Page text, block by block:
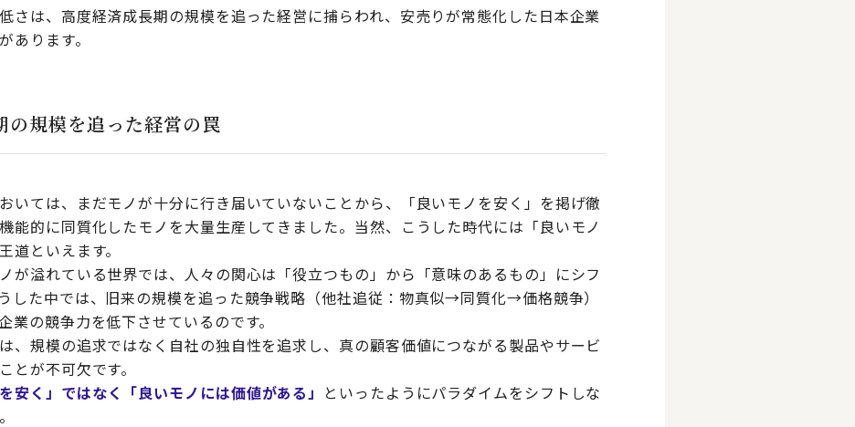
さは、高度経済成長期の規模を追った経営に捕らわれ、安売りが常態化した日本企業
あります。
の規模を追った経営の罠
いては、まだモノが十分に行き届いていないことから、「良いモノを安く」を掲げ徹
能的に同質化したモノを大量生産してきました。当然、こうした時代には「良いモノ
道といえます。
が溢れている世界では、人々の関心は「役立つもの」から「意味のあるもの」にシフ
した中では、旧来の規模を追った競争戦略（他社追従：物真似→同質化→価格競争）
業の競争力を低下させているのです。
、規模の追求ではなく自社の独自性を追求し、真の顧客価値につながる製品やサービ
とが不可欠です。
安く」ではなく「良いモノには価値がある」 といったようにパラダイムをシフトしな